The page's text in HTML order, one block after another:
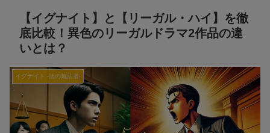
【イグナイト】と【リーガル・ハイ】を徹
底比較！異色のリーガルドラマ2作品の違
いとは？
イグナイト -法の無法者-